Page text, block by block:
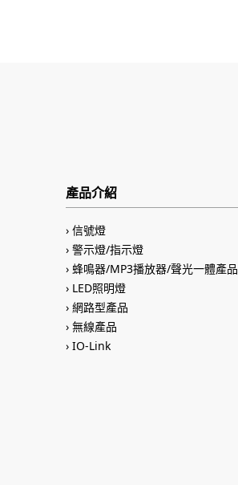
產品介紹
信號燈
警示燈/指示燈
蜂鳴器/MP3播放器/聲光一體產品
LED照明燈
網路型產品
無線產品
IO-Link